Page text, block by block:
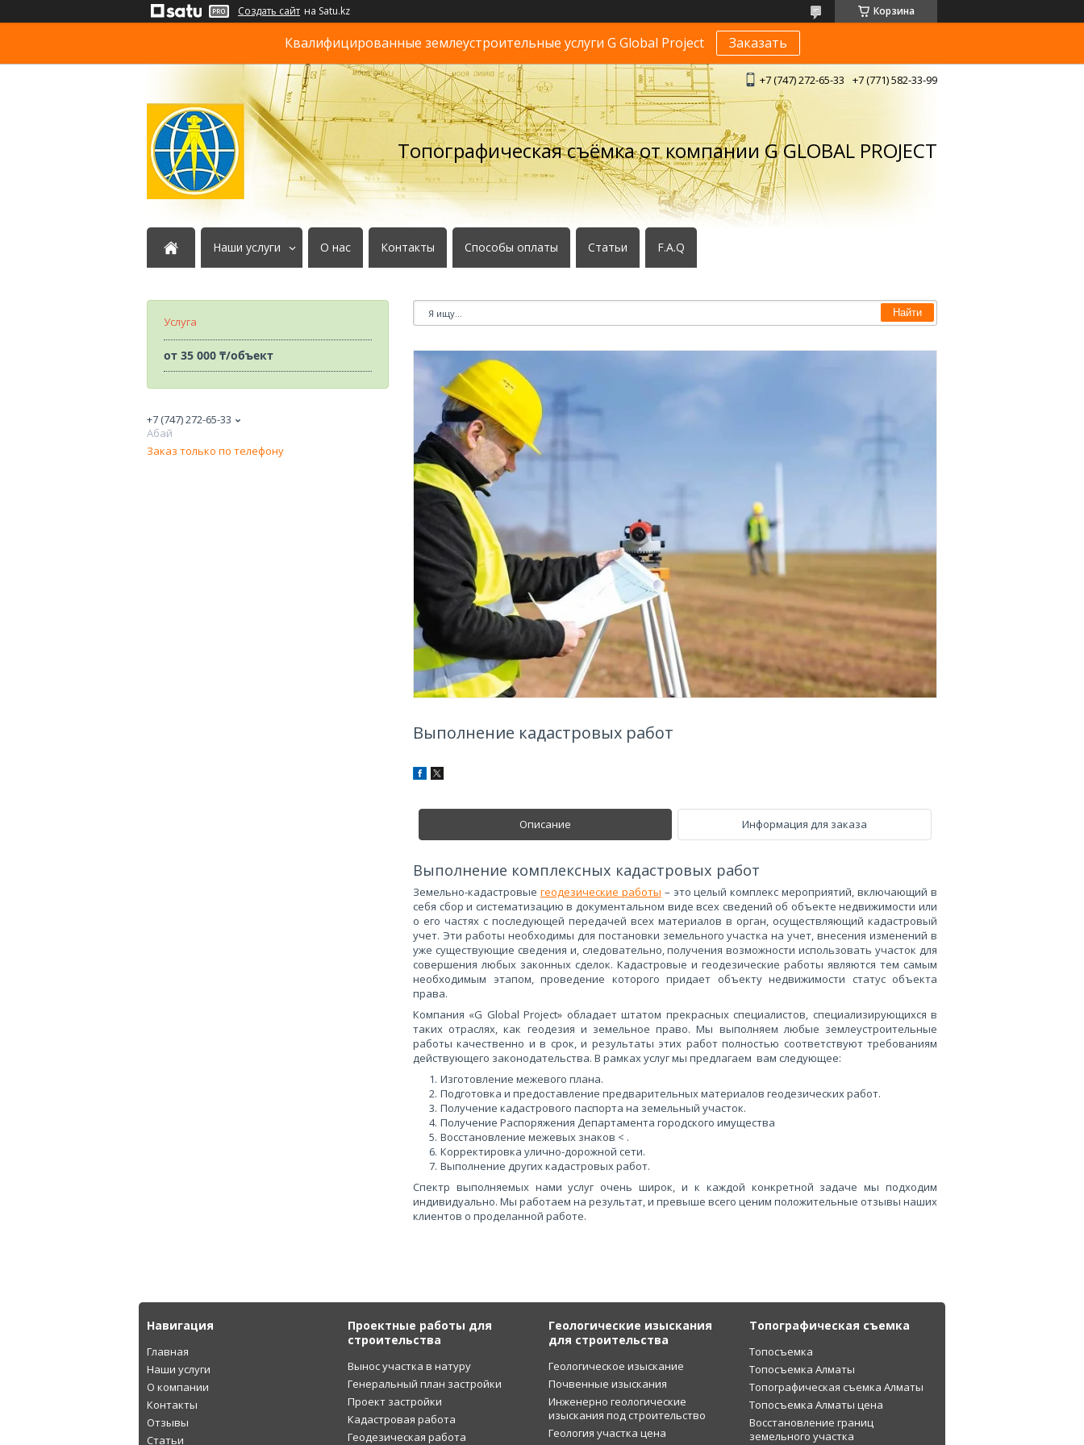
Создать сайт на Satu.kz Корзина
Квалифицированные землеустроительные услуги G Global Project Заказать
+7 (747) 272-65-33 +7 (771) 582-33-99
Топографическая съёмка от компании G GLOBAL PROJECT
Наши услуги О нас Контакты Способы оплаты Статьи F.A.Q
Найти
Выполнение кадастровых работ
Описание Информация для заказа
Выполнение комплексных кадастровых работ
Земельно-кадастровые геодезические работы – это целый комплекс мероприятий, включающий в
себя сбор и систематизацию в документальном виде всех сведений об объекте недвижимости или
о его частях с последующей передачей всех материалов в орган, осуществляющий кадастровый
учет. Эти работы необходимы для постановки земельного участка на учет, внесения изменений в
уже существующие сведения и, следовательно, получения возможности использовать участок для
совершения любых законных сделок. Кадастровые и геодезические работы являются тем самым
необходимым этапом, проведение которого придает объекту недвижимости статус объекта
права.
Компания «G Global Project» обладает штатом прекрасных специалистов, специализирующихся в
таких отраслях, как геодезия и земельное право. Мы выполняем любые землеустроительные
работы качественно и в срок, и результаты этих работ полностью соответствуют требованиям
действующего законодательства. В рамках услуг мы предлагаем вам следующее:
Изготовление межевого плана.
Подготовка и предоставление предварительных материалов геодезических работ.
Получение кадастрового паспорта на земельный участок.
Получение Распоряжения Департамента городского имущества
Восстановление межевых знаков < .
Корректировка улично-дорожной сети.
Выполнение других кадастровых работ.
Спектр выполняемых нами услуг очень широк, и к каждой конкретной задаче мы подходим
индивидуально. Мы работаем на результат, и превыше всего ценим положительные отзывы наших
клиентов о проделанной работе.
Услуга
от 35 000 ₸/объект
+7 (747) 272-65-33
Абай
Заказ только по телефону
Навигация
Главная
Наши услуги
О компании
Контакты
Отзывы
Статьи
Проектные работы для
строительства
Вынос участка в натуру
Генеральный план застройки
Проект застройки
Кадастровая работа
Геодезическая работа
Геологические изыскания
для строительства
Геологическое изыскание
Почвенные изыскания
Инженерно геологические
изыскания под строительство
Геология участка цена
Топографическая съемка
Топосъемка
Топосъемка Алматы
Топографическая съемка Алматы
Топосъемка Алматы цена
Восстановление границ
земельного участка